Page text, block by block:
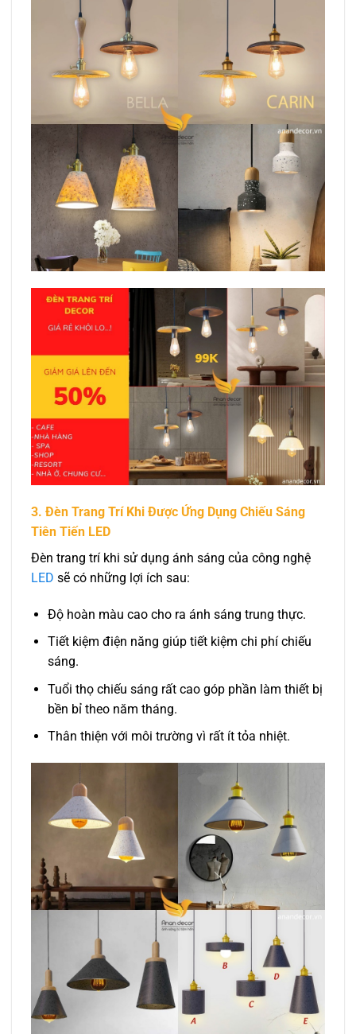
3. Đèn Trang Trí Khi Được Ứng Dụng Chiếu Sáng
Tiên Tiến LED
Đèn trang trí khi sử dụng ánh sáng của công nghệ
LED sẽ có những lợi ích sau:
Độ hoàn màu cao cho ra ánh sáng trung thực.
Tiết kiệm điện năng giúp tiết kiệm chi phí chiếu
sáng.
Tuổi thọ chiếu sáng rất cao góp phần làm thiết bị
bền bỉ theo năm tháng.
Thân thiện với môi trường vì rất ít tỏa nhiệt.